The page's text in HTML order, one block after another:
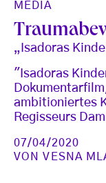
MEDIA
„Isadoras
"Isadoras
ambitioniertes
Regisseurs
07/04/2020
VONVESNA